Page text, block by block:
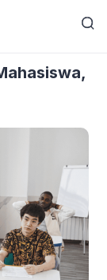
Mahasiswa,